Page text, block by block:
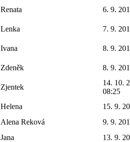
Renata
6. 9.
Lenka
7. 9.
Ivana
8. 9.
Zdeněk
8. 9.
Zjentek
14. 10.
08:25
Helena
15. 9.
Alena Reková
9. 9.
Jana
13. 9.